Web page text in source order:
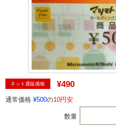
ネット通販価格 ¥490
通常価格 ¥500の10円安
数量